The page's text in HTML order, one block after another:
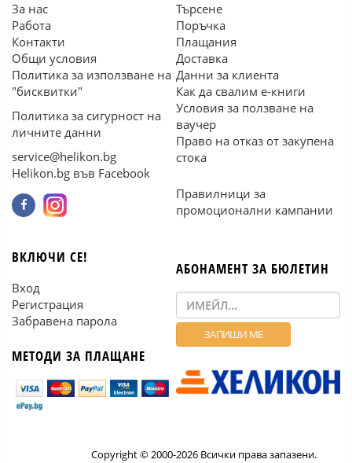
За нас
Работа
Контакти
Общи условия
Политика за използване на
"бисквитки"
Политика за сигурност на
личните данни
service@helikon.bg
Helikon.bg във Facebook
Търсене
Поръчка
Плащания
Доставка
Данни за клиента
Как да свалим е-книги
Условия за ползване на
ваучер
Право на отказ от закупена
стока
Правилници за
промоционални кампании
ВКЛЮЧИ СЕ!
Вход
Регистрация
Забравена парола
МЕТОДИ ЗА ПЛАЩАНЕ
АБОНАМЕНТ ЗА БЮЛЕТИН
Copyright © 2000-2026 Всички права запазени.